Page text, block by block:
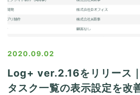
2020.09.02
Log+ ver.2.16をリリース
タスク一覧の表示設定を改